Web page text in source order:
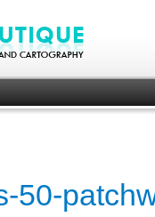
50-